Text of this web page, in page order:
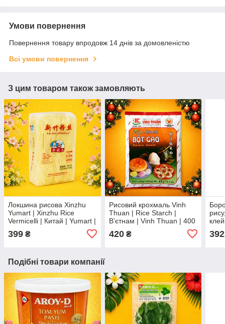
Умови повернення
Повернення товару впродовж 14 днів за домовленістю
Всі умови повернення
З цим товаром також замовляють
Локшина рисова Xinzhu
Yumart | Xinzhu Rice
Vermicelli | Китай | Yumart |
500 г | тонка універсальна
ПоФо
399 ₴
Рисовий крохмаль Vinh
Thuan | Rice Starch |
Вʼєтнам | Vinh Thuan | 400
420₴ 392
Подібні товари компанії